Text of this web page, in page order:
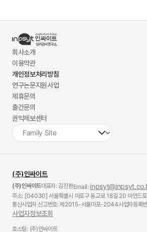
회사소개
이용약관
개인정보처리방침
연구논문지원사업
제휴문의
출간문의
권익제보센터
(주)인싸이트
(주)인싸이트대표자: 김진환Email:
주소: [04030] 서울특별시 마포구 동교로 18길 20 마인드포
통신사업자 신고번호: 제2015-서울마포-2044사업자등
사업자정보조회
호스팅: (주)인싸이트